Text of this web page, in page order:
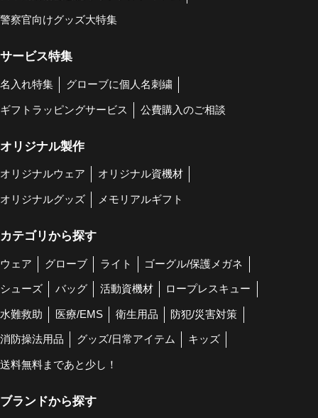
警察官向けグッズ大特集
サービス特集
名入れ特集 グローブに個人名刺繍
ギフトラッピングサービス 公費購入のご相談
オリジナル製作
オリジナルウェア オリジナル資機材
オリジナルグッズ メモリアルギフト
カテゴリから探す
ウェア グローブ ライト ゴーグル/保護メガネ
シューズ バッグ 活動資機材 ロープレスキュー
水難救助 医療/EMS 衛生用品 防犯/災害対策
消防操法用品 グッズ/日常アイテム キッズ
送料無料まであと少し！
ブランドから探す